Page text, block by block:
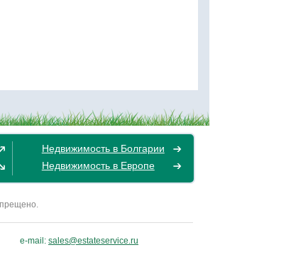
Недвижимость в Болгарии
Недвижимость в Европе
e-mail: sales@estateservice.ru